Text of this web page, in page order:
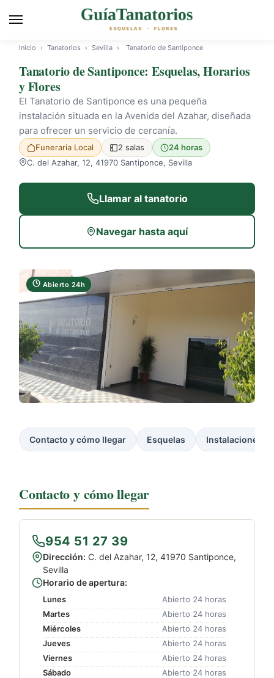
Inicio › Tanatorios › Sevilla › Tanatorio de Santiponce
Abierto 24h
Tanatorio de Santiponce: Esquelas, Horarios
y Flores
El Tanatorio de Santiponce es una pequeña
instalación situada en la Avenida del Azahar, diseñada
para ofrecer un servicio de cercanía.
Funeraria Local 2 salas
24 horas
C. del Azahar, 12, 41970 Santiponce, Sevilla
Llamar al tanatorio
Navegar hasta aquí
Contacto y cómo llegar Esquelas Instalaciones
Contacto y cómo llegar
954 51 27 39
Dirección: C. del Azahar, 12, 41970 Santiponce,
Sevilla
Horario de apertura:
Lunes
Abierto 24 horas
Martes
Abierto 24 horas
Miércoles
Abierto 24 horas
Jueves
Abierto 24 horas
Viernes
Abierto 24 horas
Sábado
Abierto 24 horas